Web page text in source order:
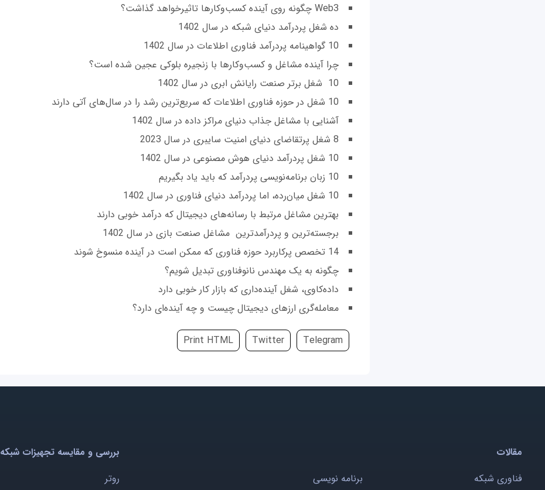
Web3 چگونه روی آینده کسب‌وکارها تاثیرخواهد گذاشت؟
ده شغل پردرآمد دنیای شبکه در سال 1402
10 گواهینامه پردرآمد فناوری اطلاعات در سال 1402
چرا آینده مشاغل و کسب‌وکارها با زنجیره بلوکی عجین شده است؟
10 شغل برتر صنعت رایانش ابری در سال 1402
10 شغل در حوزه فناوری اطلاعات که سریع‌ترین رشد را در سال‌های آتی دارند
آشنایی با مشاغل جذاب دنیای مراکز داده در سال 1402
8 شغل پرتقاضای دنیای امنیت سایبری در سال 2023
10 شغل پردرآمد دنیای هوش مصنوعی در سال 1402
10 زبان برنامه‌نویسی پردرآمد که باید یاد بگیریم
10 شغل میان‌رده، اما پردرآمد دنیای فناوری در سال 1402
بهترین مشاغل مرتبط با رسانه‌های دیجیتال که درآمد خوبی دارند
برجسته‌ترین و پردرآمدترین مشاغل صنعت بازی در سال 1402
14 تخصص پرکاربرد حوزه فناوری که ممکن است در آینده منسوخ ‌شوند
چگونه به یک مهندس نانوفناوری تبدیل شویم؟
داده‌کاوی، شغل آینده‌داری که بازار کار خوبی دارد
معامله‌گری ارزهای دیجیتال چیست و چه آینده‌ای دارد؟
Telegram
Twitter
Print HTML
مقالات
فناوری شبکه
برنامه نویسی
بررسی و مقایسه تجهیزات شبکه
روتر